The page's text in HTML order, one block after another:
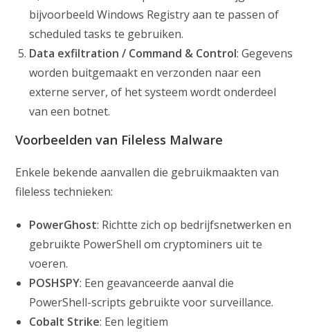
bijvoorbeeld Windows Registry aan te passen of
scheduled tasks te gebruiken.
Data exfiltration / Command & Control: Gegevens
worden buitgemaakt en verzonden naar een
externe server, of het systeem wordt onderdeel
van een botnet.
Voorbeelden van Fileless Malware
Enkele bekende aanvallen die gebruikmaakten van
fileless technieken:
PowerGhost: Richtte zich op bedrijfsnetwerken en
gebruikte PowerShell om cryptominers uit te
voeren.
POSHSPY: Een geavanceerde aanval die
PowerShell-scripts gebruikte voor surveillance.
Cobalt Strike: Een legitiem